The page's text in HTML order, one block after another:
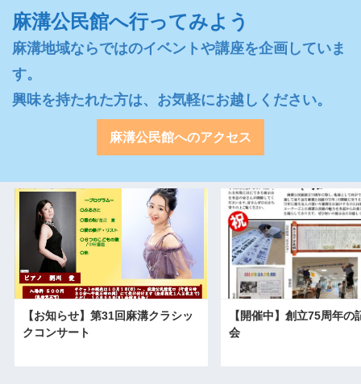
麻溝公民館へ行ってみよう
麻溝地域ならではのイベントや講座を企画していま
す。
興味を持たれた方は、お気軽にお越しください。
麻溝公民館へのアクセス
【お知らせ】第31回麻溝クラシッ
クコンサート
【開催中】創立75周年の
会